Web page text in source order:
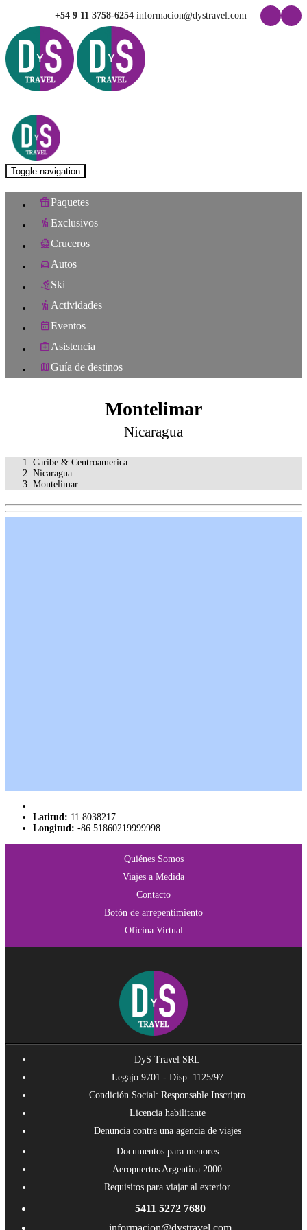
+54 9 11 3758-6254 informacion@dystravel.com
Toggle navigation
Paquetes
Exclusivos
Cruceros
Autos
Ski
Actividades
Eventos
Asistencia
Guía de destinos
Montelimar
Nicaragua
Caribe & Centroamerica
Nicaragua
Montelimar
Latitud: 11.8038217
Longitud: -86.51860219999998
Quiénes Somos
Viajes a Medida
Contacto
Botón de arrepentimiento
Oficina Virtual
DyS Travel SRL
Legajo 9701 - Disp. 1125/97
Condición Social: Responsable Inscripto
Licencia habilitante
Denuncia contra una agencia de viajes
Documentos para menores
Aeropuertos Argentina 2000
Requisitos para viajar al exterior
5411 5272 7680